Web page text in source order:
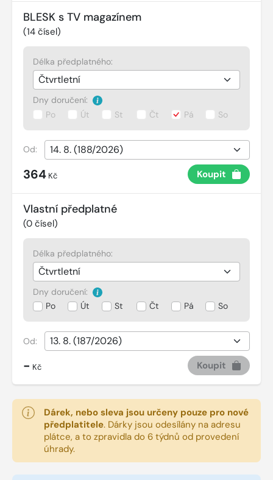
BLESK s TV magazínem
(14 čísel)
Délka předplatného:
Dny doručení:
Po
Út St Čt Pá So
Od:
364 Kč Koupit
Vlastní předplatné
(0 čísel)
Délka předplatného:
Dny doručení:
Po
Út St Čt Pá So
Od:
- Kč Koupit
Dárek, nebo sleva jsou určeny pouze pro nové
předplatitele. Dárky jsou odesílány na adresu
plátce, a to zpravidla do 6 týdnů od provedení
úhrady.